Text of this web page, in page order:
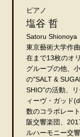
ピアノ
塩谷 哲
Satoru Shionoya
東京藝術大学作
在まで13枚のオ
グループの他、
の"SALT &
SHIO"の活動、
ィーヴ・ガッド
数のコラボレー
阪交響楽団、
ルハーモニー交